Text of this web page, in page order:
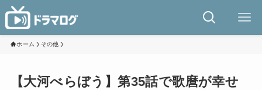
ホーム その他
【大河べらぼう】第35話で歌麿が幸せ